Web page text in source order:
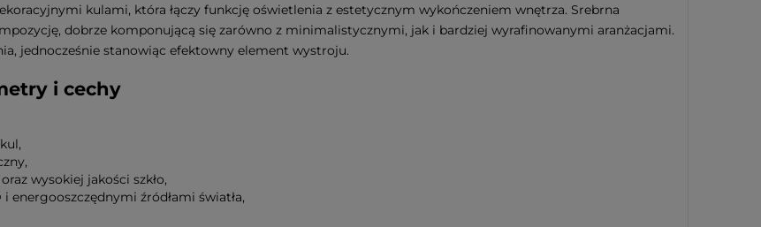
kulami, która łączy funkcję oświetlenia z estetycznym wykończeniem wnętrza. Srebrna
dobrze komponującą się zarówno z minimalistycznymi, jak i bardziej wyrafinowanymi aranżacjami.
jednocześnie stanowiąc efektowny element wystroju.
i cechy
wysokiej jakości szkło,
energooszczędnymi źródłami światła,